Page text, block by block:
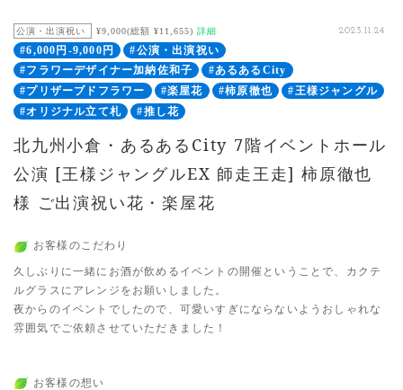
公演・出演祝い ¥9,000(総額 ¥11,655) 詳細 2023.11.24
#6,000円-9,000円
#公演・出演祝い
#フラワーデザイナー加納佐和子
#あるあるCity
#プリザーブドフラワー
#楽屋花 #柿原徹也
#王様ジャングル
#オリジナル立て札
#推し花
北九州小倉・あるあるCity 7階イベントホール
公演 [王様ジャングルEX 師走王走] 柿原徹也
様 ご出演祝い花・楽屋花
お客様のこだわり
久しぶりに一緒にお酒が飲めるイベントの開催ということで、カクテ
ルグラスにアレンジをお願いしました。
夜からのイベントでしたので、可愛いすぎにならないようおしゃれな
雰囲気でご依頼させていただきました！
お客様の想い